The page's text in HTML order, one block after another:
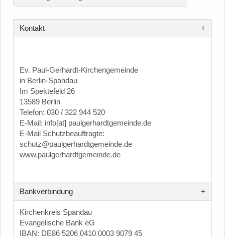
Kontakt
Ev. Paul-Gerhardt-Kirchengemeinde
in Berlin-Spandau
Im Spektefeld 26
13589 Berlin
Telefon: 030 / 322 944 520
E-Mail: info[at] paulgerhardtgemeinde.de
E-Mail Schutzbeauftragte:
schutz@paulgerhardtgemeinde.de
www.paulgerhardtgemeinde.de
Bankverbindung
Kirchenkreis Spandau
Evangelische Bank eG
IBAN: DE86 5206 0410 0003 9079 45